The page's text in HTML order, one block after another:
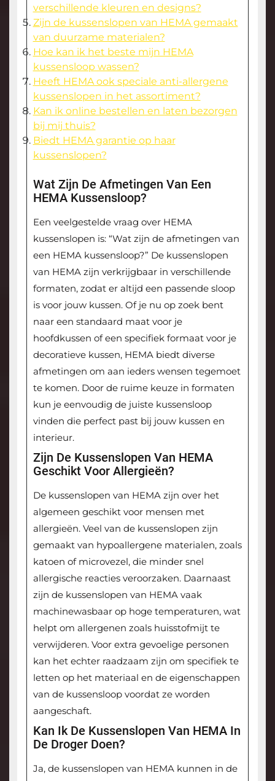
verschillende kleuren en designs?
Zijn de kussenslopen van HEMA gemaakt
van duurzame materialen?
Hoe kan ik het beste mijn HEMA
kussensloop wassen?
Heeft HEMA ook speciale anti-allergene
kussenslopen in het assortiment?
Kan ik online bestellen en laten bezorgen
bij mij thuis?
Biedt HEMA garantie op haar
kussenslopen?
Wat Zijn De Afmetingen Van Een
HEMA Kussensloop?
Een veelgestelde vraag over HEMA
kussenslopen is: “Wat zijn de afmetingen van
een HEMA kussensloop?” De kussenslopen
van HEMA zijn verkrijgbaar in verschillende
formaten, zodat er altijd een passende sloop
is voor jouw kussen. Of je nu op zoek bent
naar een standaard maat voor je
hoofdkussen of een specifiek formaat voor je
decoratieve kussen, HEMA biedt diverse
afmetingen om aan ieders wensen tegemoet
te komen. Door de ruime keuze in formaten
kun je eenvoudig de juiste kussensloop
vinden die perfect past bij jouw kussen en
interieur.
Zijn De Kussenslopen Van HEMA
Geschikt Voor Allergieën?
De kussenslopen van HEMA zijn over het
algemeen geschikt voor mensen met
allergieën. Veel van de kussenslopen zijn
gemaakt van hypoallergene materialen, zoals
katoen of microvezel, die minder snel
allergische reacties veroorzaken. Daarnaast
zijn de kussenslopen van HEMA vaak
machinewasbaar op hoge temperaturen, wat
helpt om allergenen zoals huisstofmijt te
verwijderen. Voor extra gevoelige personen
kan het echter raadzaam zijn om specifiek te
letten op het materiaal en de eigenschappen
van de kussensloop voordat ze worden
aangeschaft.
Kan Ik De Kussenslopen Van HEMA In
De Droger Doen?
Ja, de kussenslopen van HEMA kunnen in de